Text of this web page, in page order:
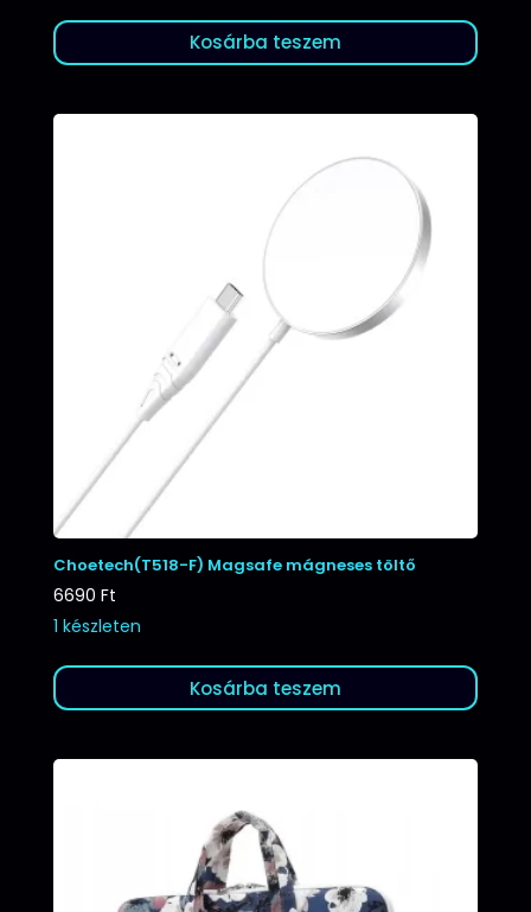
Kosárba teszem
Choetech(T518-F) Magsafe mágneses töltő
6690 Ft
1 készleten
Kosárba teszem